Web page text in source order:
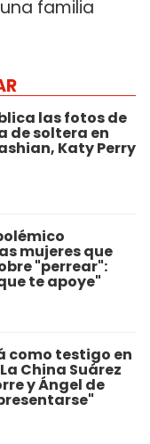
familia
las fotos de
de soltera en
Katy Perry
mujeres que
"perrear":
te apoye"
como testigo en
China Suárez
y Ángel de